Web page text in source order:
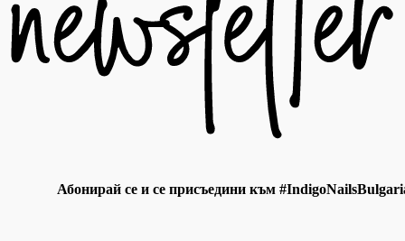
Абонирай се и се присъедини към